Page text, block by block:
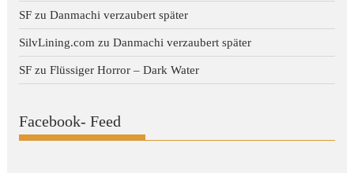
SF zuDanmachi verzaubert später
SilvLining.com zuDanmachi verzaubert später
SF zuFlüssiger Horror – Dark Water
Facebook- Feed